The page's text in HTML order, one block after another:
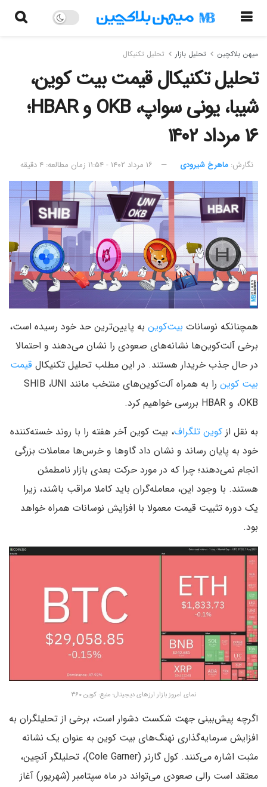
میهن بلاکچین تحلیل بازار تحلیل تکنیکال
تحلیل تکنیکال قیمت بیت کوین،
شیبا، یونی سواپ، OKB و HBAR؛
۱۶ مرداد ۱۴۰۲
نگارش:‌ ماهرخ شیرودی ۱۶ مرداد ۱۴۰۲ - ۱۱:۵۴ زمان مطالعه: ۴ دقیقه
همچنانکه نوسانات بیت‌کوین به پایین‌ترین حد خود رسیده است،
برخی آلت‌کوین‌ها نشانه‌های صعودی را نشان می‌دهند و احتمالا
در حال جذب خریدار هستند. در این مطلب تحلیل تکنیکال قیمت
بیت کوین
را به همراه آلت‌کوین‌های منتخب مانند SHIB ،UNI
،OKB و HBAR بررسی خواهیم کرد.
به نقل از کوین تلگراف، بیت کوین آخر هفته را با روند خسته‌کننده
خود به پایان رساند و نشان داد گاوها و خرس‌ها معاملات بزرگی
انجام نمی‌دهند؛ چرا که در مورد حرکت بعدی بازار نامطمئن
هستند. با وجود این، معامله‌گران باید کاملا مراقب باشند، زیرا
یک دوره تثبیت قیمت معمولا با افزایش نوسانات همراه خواهد
بود.
نمای امروز بازار ارزهای دیجیتال؛ منبع: کوین ۳۶۰
اگرچه پیش‌بینی جهت شکست دشوار است، برخی از تحلیلگران به
افزایش سرمایه‌گذاری نهنگ‌های بیت کوین به عنوان یک نشانه
مثبت اشاره می‌کنند. کول گارنر (Cole Garner)، تحلیلگر آنچین،
معتقد است رالی صعودی می‌تواند در ماه سپتامبر (شهریور) آغاز